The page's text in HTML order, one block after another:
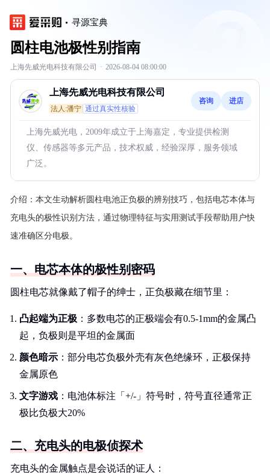
寻源宝典
圆柱电池极性别指南
上海先威光电科技有限公司 · 2026-08-04 08:00:00
上海先威光电科技有限公司
法人:潘宁 通过真实性核验
咨询 进店
上海先威光电，2009年成立于上海嘉定，专业提供检测
仪、传感器等多元产品，技术权威，经验深厚，服务领域
广泛。
介绍： 本文生动解析圆柱电池正负极的辨别技巧，包括电芯本体与
充电头的极性识别方法，通过物理特征与实用测试手段帮助用户快
速准确区分电极。
一、电芯本体的极性别密码
圆柱电芯就像戴了帽子的绅士，正负极藏在细节里：
凸起端为正极 ：多数电芯的正极端会有0.5-1mm的金属凸
起，负极则是平坦的金属面
颜色暗示 ：部分电芯负极外壳有灰色绝缘环，正极保持
金属原色
文字游戏 ：电池体标注「+/-」符号时，符号直径通常正
极比负极大20%
二、充电头的电极侦探术
充电头的金属触点是会说话的证人：